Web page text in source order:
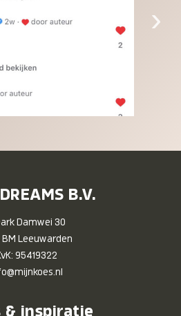
›
B.V.
Damwei 30
BM Leeuwarden
95419322
& inspiratie